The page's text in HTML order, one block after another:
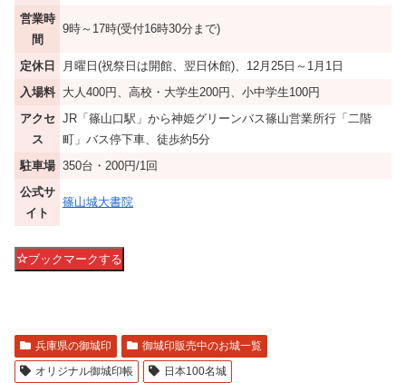
営業時
間
9時～17時(受付16時30分まで)
定休日
月曜日(祝祭日は開館、翌日休館)、12月25日～1月1日
入場料
大人400円、高校・大学生200円、小中学生100円
アクセ
ス
JR「篠山口駅」から神姫グリーンバス篠山営業所行「二階
町」バス停下車、徒歩約5分
駐車場 350台・200円/1回
公式サ
イト
篠山城大書院
ブックマークする
兵庫県の御城印
御城印販売中のお城一覧
オリジナル御城印帳
日本100名城